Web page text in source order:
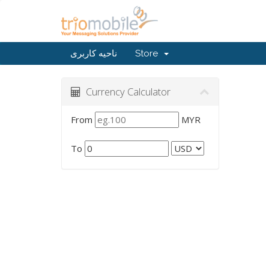
ناحیه کاربری Store
Currency Calculator
From MYR
To